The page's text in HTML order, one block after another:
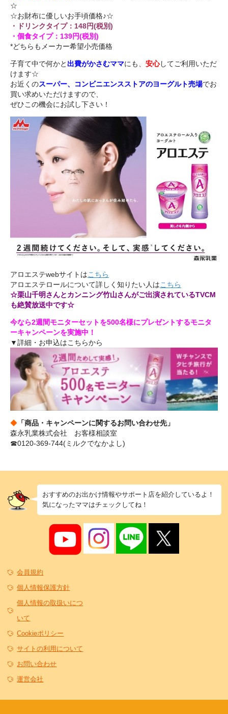
☆
☆お財布に優しいお手頃価格♪☆
・ドリンクタイプ：148円(税別)
・個食タイプ：139円(税別)
*どちらもメーカー希望小売価格
子育て中で何かと 出費がかさむママにも、 安心してご利用いただ
けます☆
お近くのスーパー、コンビニエンスストアのヨーグルト売場でお
買い求めいただけますので、
ぜひこの機会にお試し下さい！
アロエステwebサイトはこちら
アロエステロールについて詳しく知りたい人はこちら
☆栗山千明さんとカンニング竹山さんがご出演されているTVCM
も絶賛放送中です☆
今なら2週間モニターセットを500名様にプレゼントするモニタ
ーキャンペーンを実施中！
▼詳細・お申込はこちらから
◆ 「商品・キャンペーンに関するお問い合わせ先」
森永乳業株式会社 お客様相談室
☎0120-369-744(ミルクでなかよし)
おすすめのお出かけ情報やサポート店を紹介しているよ！
気になったママはチェックしてね！
会員規約
個人情報保護方針
個人情報の取扱いにつ
いて
Cookieポリシー
サイトの利用について
お問い合わせ
運営会社